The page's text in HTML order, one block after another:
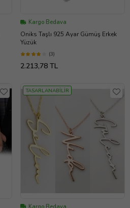
Kargo Bedava
Oniks Taşlı 925 Ayar Gümüş Erkek
Yüzük
(3)
2.213,78 TL
TASARLANABİLİR